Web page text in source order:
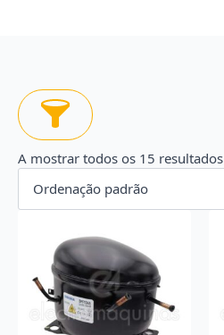
A mostrar todos os 15 resultados